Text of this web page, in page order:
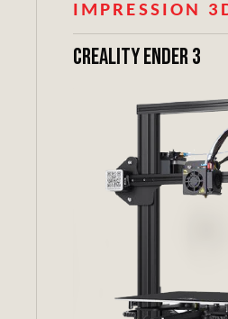
IMPRESSION
Creality Ender 3